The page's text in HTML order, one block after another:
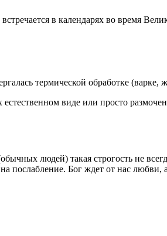
в календарях во время
термической обработке (варке,
виде или просто
людей) такая строгость не
послабление. Бог ждет от нас любви,